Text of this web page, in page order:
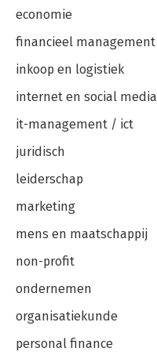
economie
financieel management
inkoop en logistiek
internet en social media
it-management / ict
juridisch
leiderschap
marketing
mens en maatschappij
non-profit
ondernemen
organisatiekunde
personal finance